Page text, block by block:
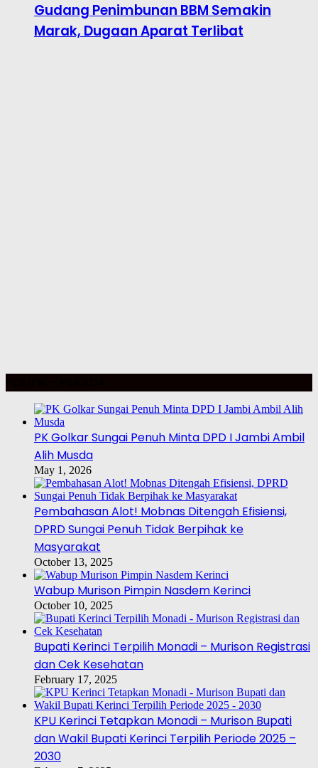
Gudang Penimbunan BBM Semakin
Marak, Dugaan Aparat Terlibat
PK Golkar Sungai Penuh Minta DPD I Jambi Ambil
Alih Musda
May 1, 2026
Pembahasan Alot! Mobnas Ditengah Efisiensi,
DPRD Sungai Penuh Tidak Berpihak ke
Masyarakat
October 13, 2025
Wabup Murison Pimpin Nasdem Kerinci
October 10, 2025
Bupati Kerinci Terpilih Monadi – Murison Registrasi
dan Cek Kesehatan
February 17, 2025
KPU Kerinci Tetapkan Monadi – Murison Bupati
dan Wakil Bupati Kerinci Terpilih Periode 2025 –
2030